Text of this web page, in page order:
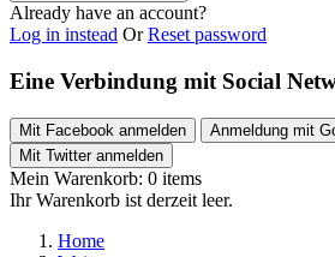
Already have an account?
Log in instead OrReset password
Eine Verbindung mit Social
Mit Facebook anmelden
Anmeldung mit
Mit Twitter anmelden
Mein Warenkorb: 0 items
Ihr Warenkorb ist derzeit leer.
Home